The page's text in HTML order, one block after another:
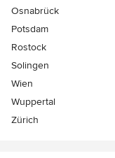
Osnabrück
Potsdam
Rostock
Solingen
Wien
Wuppertal
Zürich